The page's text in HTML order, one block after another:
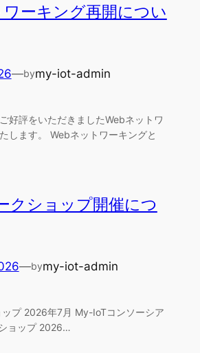
ーキング再開につい
—bymy-iot-admin
好評をいただきましたWebネットワ
します。 Webネットワーキングと
クショップ開催につ
—bymy-iot-admin
プ 2026年7月 My-IoTコンソーシア
ョップ 2026…